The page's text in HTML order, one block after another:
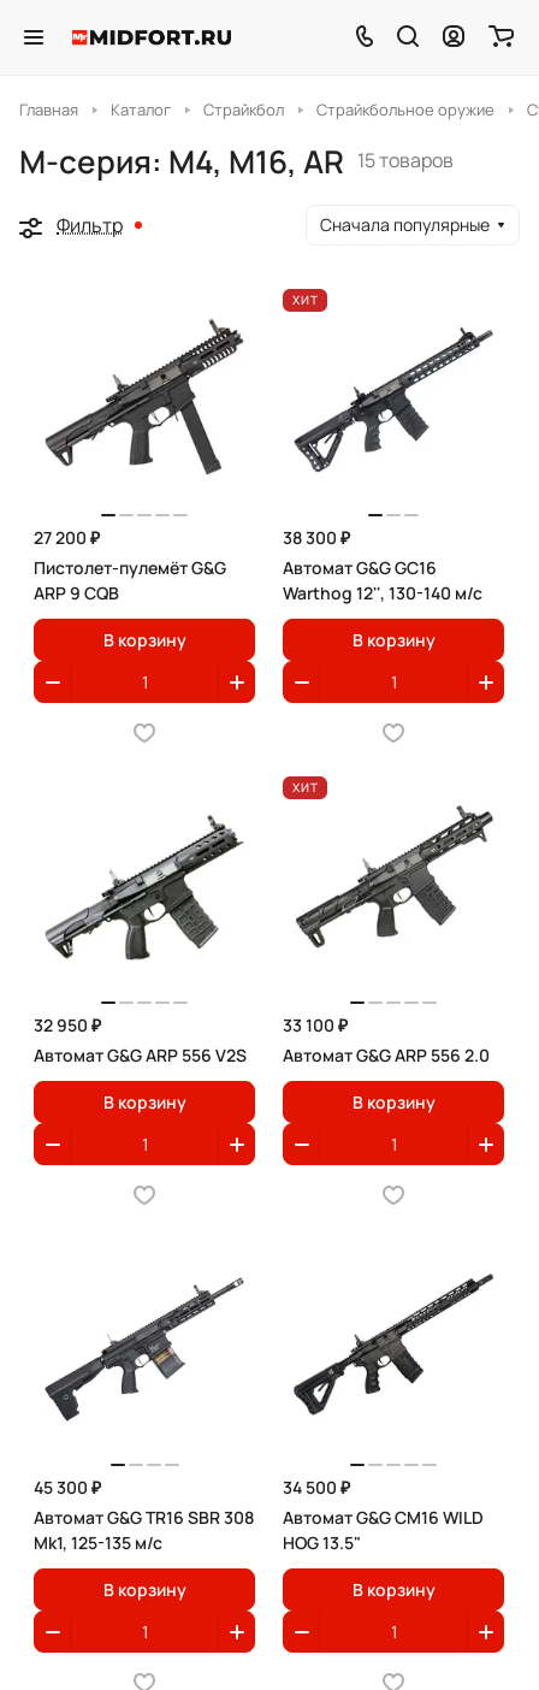
Главная Каталог Страйкбол Страйкбольное оружие
M-серия: M4, M16, AR 15 товаров
Фильтр Сначала популярные
27 200 ₽
Пистолет-пулемёт G&G
ARP 9 CQB
В корзину
ХИТ
38 300 ₽
Автомат G&G GC16
Warthog 12'', 130-140 м/с
В корзину
32 950 ₽
Автомат G&G ARP 556 V2S
В корзину
ХИТ
33 100 ₽
Автомат G&G ARP 556 2.0
В корзину
45 300 ₽
Автомат G&G TR16 SBR 308
Mk1, 125-135 м/с
В корзину
34 500 ₽
Автомат G&G CM16 WILD
HOG 13.5"
В корзину